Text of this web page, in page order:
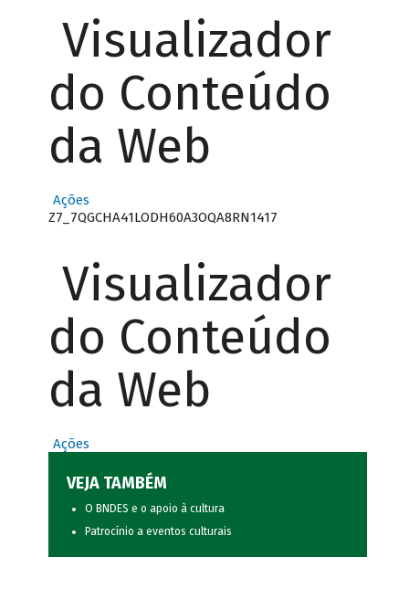
Visualizador
do Conteúdo
da Web
Ações
Z7_7QGCHA41LODH60A3OQA8RN1417
Visualizador
do Conteúdo
da Web
Ações
VEJA TAMBÉM
O BNDES e o apoio à cultura
Patrocínio a eventos culturais